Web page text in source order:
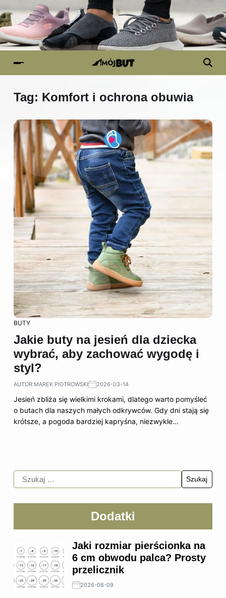
Tag: Komfort i ochrona obuwia
BUTY
Jakie buty na jesień dla dziecka
wybrać, aby zachować wygodę i
styl?
AUTOR:MAREK PIOTROWSKI 2026-03-14
Jesień zbliża się wielkimi krokami, dlatego warto pomyśleć
o butach dla naszych małych odkrywców. Gdy dni stają się
krótsze, a pogoda bardziej kapryśna, niezwykle…
Dodatki
Jaki rozmiar pierścionka na
6 cm obwodu palca? Prosty
przelicznik
2026-08-09